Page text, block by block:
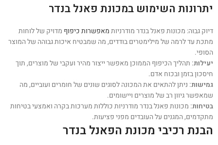
יתרונות השימוש במכונת פאנל בנדר
דיוק גבוה: מכונות פאנל בנדר מודרניותמאפשרות כיפוף מדויק של לוחות
מתכת עד לרמה של מילימטרים בודדים, מה שמבטיח איכות גבוהה של המוצר
הסופי.
יעילות: תהליך הכיפוף הממוכן מאפשר ייצור מהיר ועקבי של מוצרים, תוך
חיסכון בזמן ובכוח אדם.
גמישות: ניתן להתאים את המכונה לסוגים שונים של חומרים ועוביים, מה
שמאפשר גיוון רב של מוצרים ויישומים.
בטיחות: מכונות פאנל בנדר מודרניות כוללות מערכות בקרה ואמצעי בטיחות
מתקדמים, המגנים על העובדים מפני פציעות.
הבנת רכיבי מכונת הפאנל בנדר